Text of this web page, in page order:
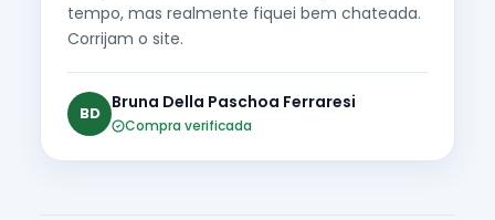
tempo, mas realmente fiquei bem chateada.
Corrijam o site.
BD
Bruna Della Paschoa Ferraresi
Compra verificada